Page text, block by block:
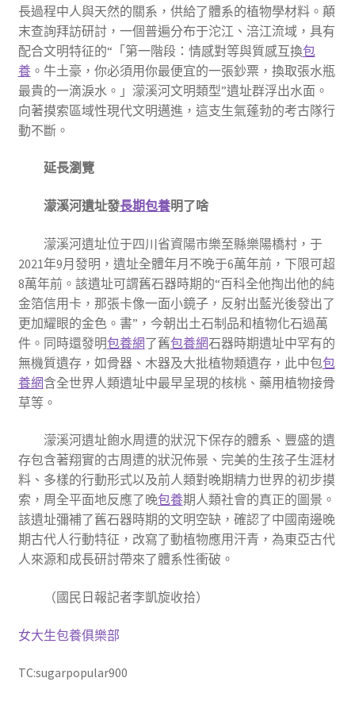
長過程中人與天然的關系，供給了體系的植物學材料。顛
末查詢拜訪研討，一個普遍分布于沱江、涪江流域，具有
配合文明特征的“「第一階段：情感對等與質感互換包
養。牛土豪，你必須用你最便宜的一張鈔票，換取張水瓶
最貴的一滴淚水。」濛溪河文明類型”遺址群浮出水面。
向著摸索區域性現代文明邁進，這支生氣蓬勃的考古隊行
動不斷。
延長瀏覽
濛溪河遺址發長期包養明了啥
濛溪河遺址位于四川省資陽市樂至縣樂陽橋村，于
2021年9月發明，遺址全體年月不晚于6萬年前，下限可超
8萬年前。該遺址可謂舊石器時期的“百科全他掏出他的純
金箔信用卡，那張卡像一面小鏡子，反射出藍光後發出了
更加耀眼的金色。書”，今朝出土石制品和植物化石過萬
件。同時還發明包養網了舊包養網石器時期遺址中罕有的
無機質遺存，如骨器、木器及大批植物類遺存，此中包包
養網含全世界人類遺址中最早呈現的核桃、藥用植物接骨
草等。
濛溪河遺址飽水周遭的狀況下保存的體系、豐盛的遺
存包含著翔實的古周遭的狀況佈景、完美的生孩子生涯材
料、多樣的行動形式以及前人類對晚期精力世界的初步摸
索，周全平面地反應了晚包養期人類社會的真正的圖景。
該遺址彌補了舊石器時期的文明空缺，確認了中國南邊晚
期古代人行動特征，改寫了動植物應用汗青，為東亞古代
人來源和成長研討帶來了體系性衝破。
（國民日報記者李凱旋收拾）
女大生包養俱樂部
TC:sugarpopular900